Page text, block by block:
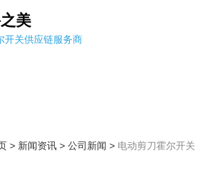
美
开关供应链服务商
> 新闻资讯 > 公司新闻 > 电动剪刀霍尔开关